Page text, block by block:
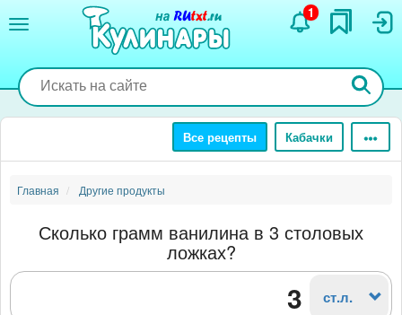
содержанию
1
Все рецепты Кабачки
Главная Другие продукты
Сколько грамм ванилина в 3 столовых
ложках?
ст.л.